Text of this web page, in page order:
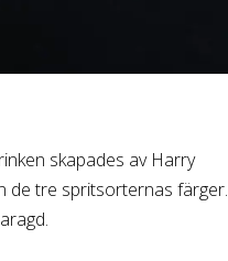
skapades av Harry
de tre spritsorternas färger.